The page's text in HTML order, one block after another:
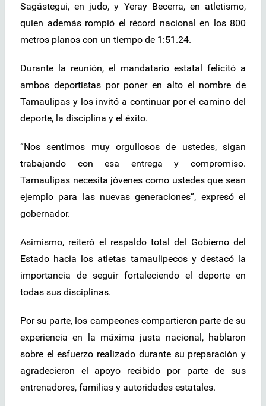
Sagástegui, en judo, y Yeray Becerra, en atletismo,
quien además rompió el récord nacional en los 800
metros planos con un tiempo de 1:51.24.
Durante la reunión, el mandatario estatal felicitó a
ambos deportistas por poner en alto el nombre de
Tamaulipas y los invitó a continuar por el camino del
deporte, la disciplina y el éxito.
“Nos sentimos muy orgullosos de ustedes, sigan
trabajando con esa entrega y compromiso.
Tamaulipas necesita jóvenes como ustedes que sean
ejemplo para las nuevas generaciones”, expresó el
gobernador.
Asimismo, reiteró el respaldo total del Gobierno del
Estado hacia los atletas tamaulipecos y destacó la
importancia de seguir fortaleciendo el deporte en
todas sus disciplinas.
Por su parte, los campeones compartieron parte de su
experiencia en la máxima justa nacional, hablaron
sobre el esfuerzo realizado durante su preparación y
agradecieron el apoyo recibido por parte de sus
entrenadores, familias y autoridades estatales.